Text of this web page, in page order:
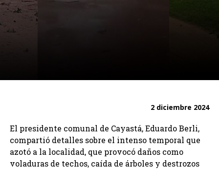
2 diciembre 2024
El presidente comunal de Cayastá, Eduardo Berli,
compartió detalles sobre el intenso temporal que
azotó a la localidad, que provocó daños como
voladuras de techos, caída de árboles y destrozos